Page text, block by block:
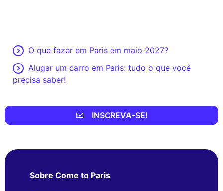
O que fazer em Paris em maio 2027?
Alugar um carro em Paris: tudo o que você
precisa saber!
INSCREVA-SE!
Sobre Come to Paris